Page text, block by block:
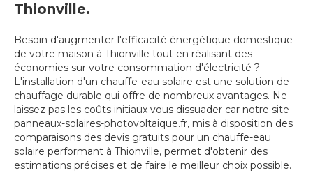
Thionville.
Besoin d'augmenter l'efficacité énergétique domestique
de votre maison à Thionville tout en réalisant des
économies sur votre consommation d'électricité ?
L'installation d'un chauffe-eau solaire est une solution de
chauffage durable qui offre de nombreux avantages. Ne
laissez pas les coûts initiaux vous dissuader car notre site
panneaux-solaires-photovoltaique.fr, mis à disposition des
comparaisons des devis gratuits pour un chauffe-eau
solaire performant à Thionville, permet d'obtenir des
estimations précises et de faire le meilleur choix possible.